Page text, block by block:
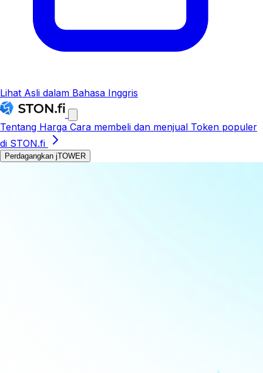
Lihat Asli dalam Bahasa Inggris
Tentang Harga Cara membeli dan menjual Token populer
di STON.fi
Perdagangkan jTOWER